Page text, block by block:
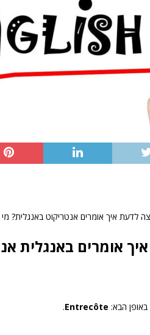
לדעת איך אומרים אנטריקוט באנגלית?
אומרים באנגלית
באופן הבא: Entrecôte
.